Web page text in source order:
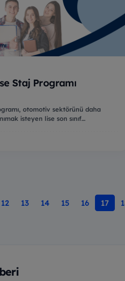
Staj Programı
otomotiv sektörünü daha
isteyen lise son sınıf
12 13 14 15 16 17